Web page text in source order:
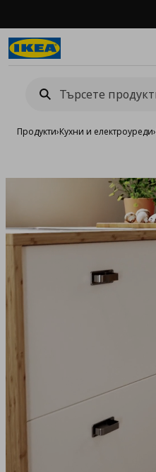
Продукти›Кухни и електроуреди›